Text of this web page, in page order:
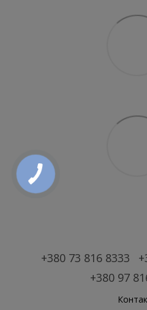
+380 73 816 8333
+380 97